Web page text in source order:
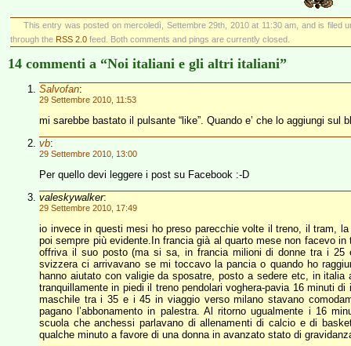
This entry was posted on mercoledì, Settembre 29th, 2010 at 11:30 am, and is filed
through the RSS 2.0 feed. Both comments and pings are currently closed.
14 commenti a “Noi italiani e gli altri italiani”
Salvofan:
29 Settembre 2010, 11:53
mi sarebbe bastato il pulsante “like”. Quando e’ che lo aggiungi sul
vb:
29 Settembre 2010, 13:00
Per quello devi leggere i post su Facebook :-D
valeskywalker:
29 Settembre 2010, 17:49
io invece in questi mesi ho preso parecchie volte il treno, il tram,
poi sempre più evidente.In francia già al quarto mese non facevo
offriva il suo posto (ma si sa, in francia milioni di donne tra i 25
svizzera ci arrivavano se mi toccavo la pancia o quando ho
hanno aiutato con valigie da sposatre, posto a sedere etc, in
tranquillamente in piedi il treno pendolari voghera-pavia 16 minuti
maschile tra i 35 e i 45 in viaggio verso milano stavano
pagano l’abbonamento in palestra. Al ritorno ugualmente i 16
scuola che anchessi parlavano di allenamenti di calcio e di
qualche minuto a favore di una donna in avanzato stato di